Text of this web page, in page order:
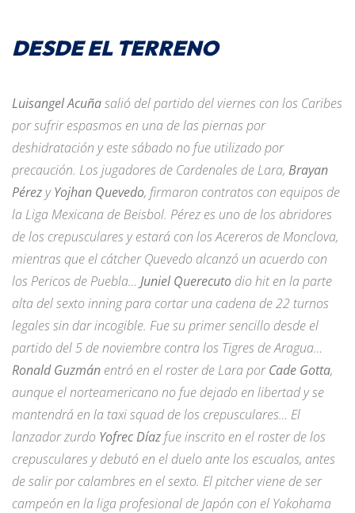
DESDE EL TERRENO
Luisangel Acuñasalió del partido del viernes con los Caribes
por sufrir espasmos en una de las piernas por
deshidratación y este sábado no fue utilizado por
precaución. Los jugadores de Cardenales de Lara, Brayan
Pérez yYojhan Quevedo, firmaron contratos con equipos de
la Liga Mexicana de Beisbol. Pérez es uno de los abridores
de los crepusculares y estará con los Acereros de Monclova,
mientras que el cátcher Quevedo alcanzó un acuerdo con
los Pericos de Puebla… Juniel Querecuto dio hit en la parte
alta del sexto inning para cortar una cadena de 22 turnos
legales sin dar incogible. Fue su primer sencillo desde el
partido del 5 de noviembre contra los Tigres de Aragua…
Ronald Guzmán entró en el roster de Lara porCade Gotta,
aunque el norteamericano no fue dejado en libertad y se
mantendrá en la taxi squad de los crepusculares… El
lanzador zurdo Yofrec Díazfue inscrito en el roster de los
crepusculares y debutó en el duelo ante los escualos, antes
de salir por calambres en el sexto. El pitcher viene de ser
campeón en la liga profesional de Japón con el Yokohama